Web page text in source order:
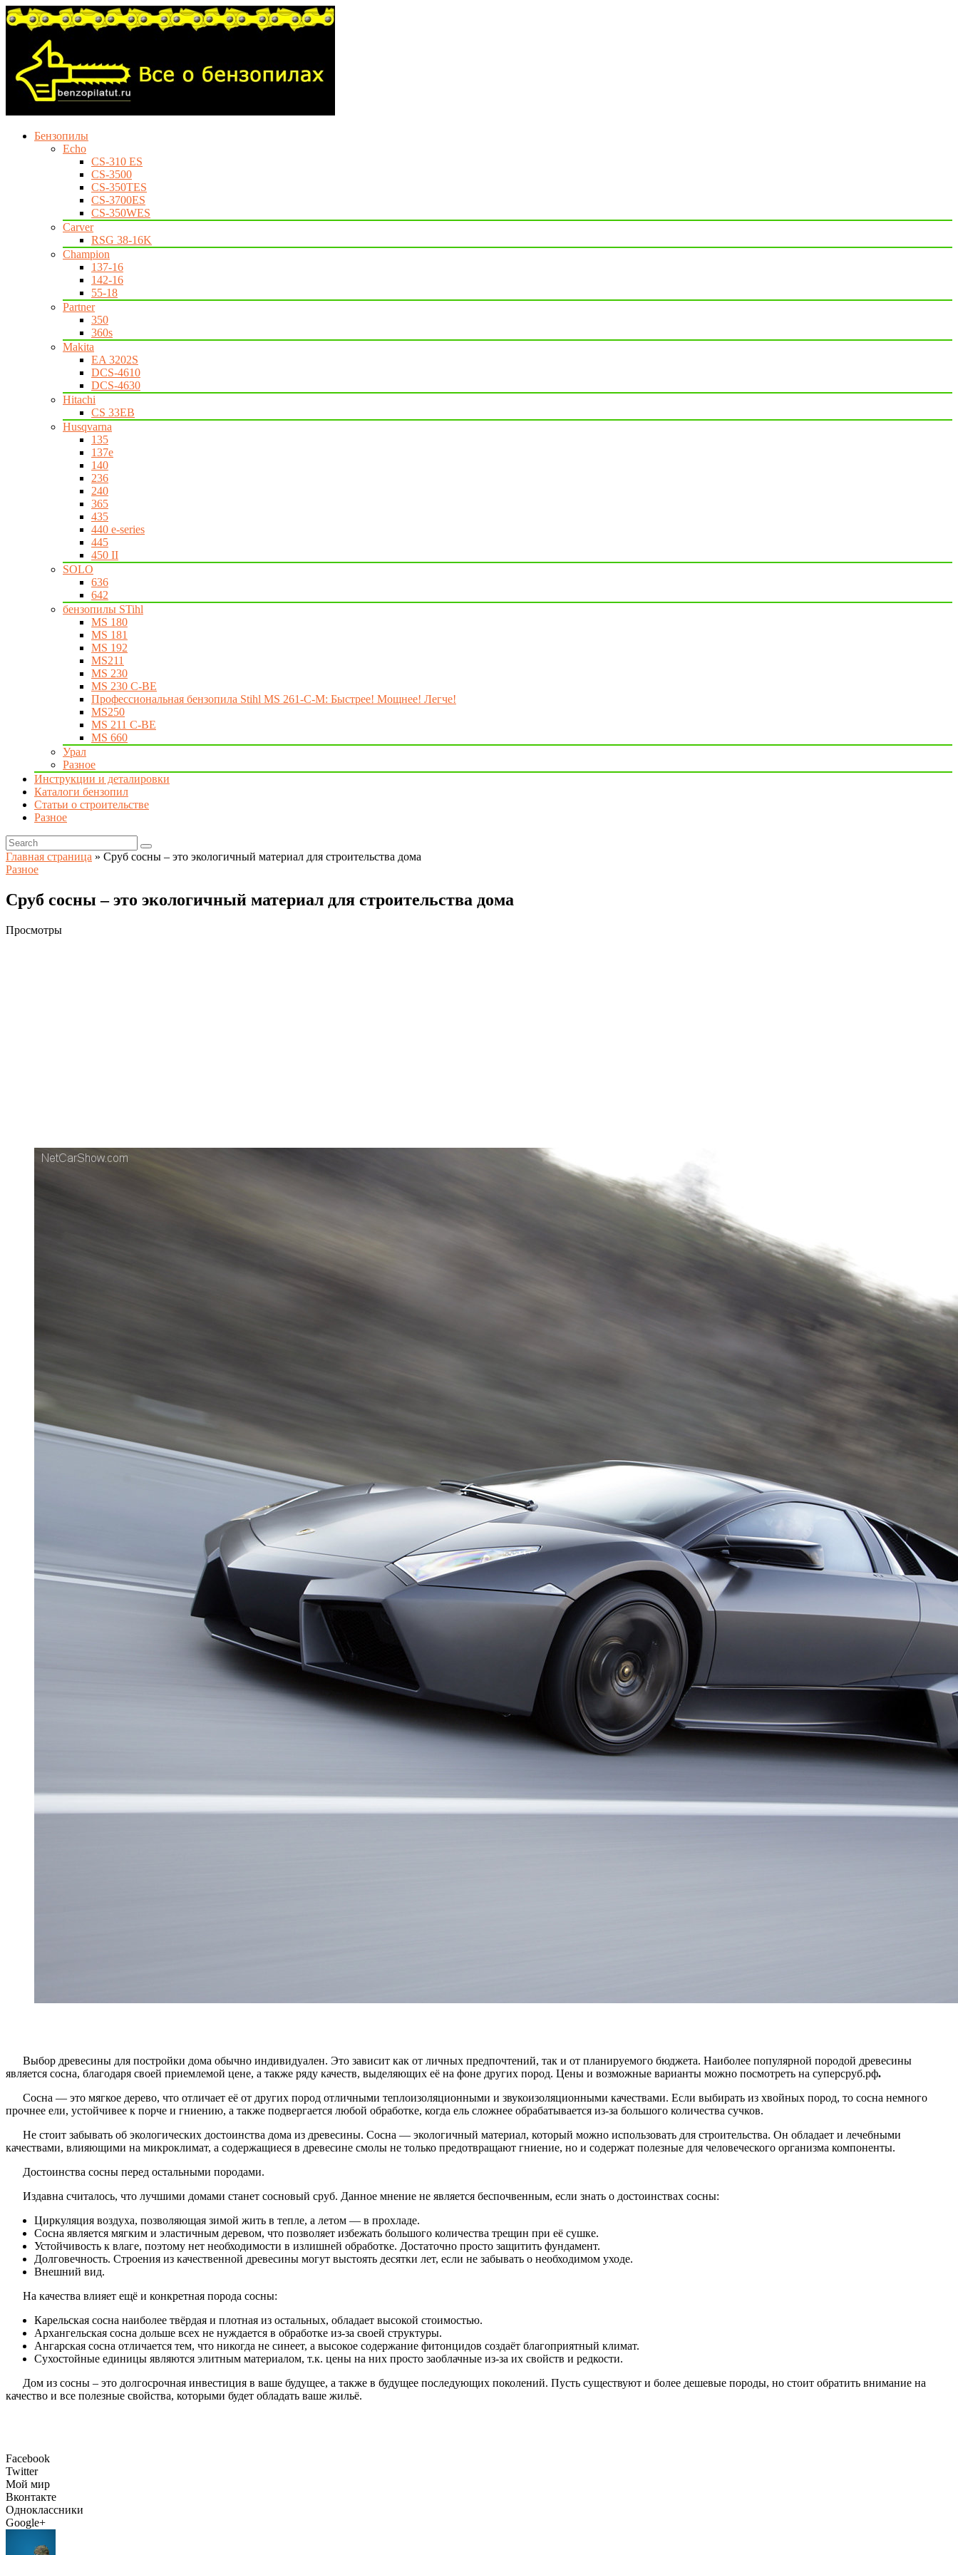
Бензопилы
Echo
CS-310 ES
CS-3500
CS-350TES
CS-3700ES
CS-350WES
Carver
RSG 38-16K
Champion
137-16
142-16
55-18
Partner
350
360s
Makita
EA 3202S
DCS-4610
DCS-4630
Hitachi
CS 33EB
Husqvarna
135
137e
140
236
240
365
435
440 e-series
445
450 II
SOLO
636
642
бензопилы STihl
MS 180
MS 181
MS 192
MS211
MS 230
MS 230 C-BE
Профессиональная бензопила Stihl MS 261-C-M: Быстрее! Мощнее! Легче!
MS250
MS 211 C-BE
MS 660
Урал
Разное
Инструкции и деталировки
Каталоги бензопил
Статьи о строительстве
Разное
Главная страница » Сруб сосны – это экологичный материал для строительства дома
Разное
Сруб сосны – это экологичный материал для строительства дома
Просмотры
Выбор древесины для постройки дома обычно индивидуален. Это зависит как от личных предпочтений, так и от планируемого бюджета. Наиболее популярной породой древесины
является сосна, благодаря своей приемлемой цене, а также ряду качеств, выделяющих её на фоне других пород. Цены и возможные варианты можно посмотреть на суперсруб.рф.
Сосна — это мягкое дерево, что отличает её от других пород отличными теплоизоляционными и звукоизоляционными качествами. Если выбирать из хвойных пород, то сосна немного
прочнее ели, устойчивее к порче и гниению, а также подвергается любой обработке, когда ель сложнее обрабатывается из-за большого количества сучков.
Не стоит забывать об экологических достоинства дома из древесины. Сосна — экологичный материал, который можно использовать для строительства. Он обладает и лечебными
качествами, влияющими на микроклимат, а содержащиеся в древесине смолы не только предотвращают гниение, но и содержат полезные для человеческого организма компоненты.
Достоинства сосны перед остальными породами.
Издавна считалось, что лучшими домами станет сосновый сруб. Данное мнение не является беспочвенным, если знать о достоинствах сосны:
Циркуляция воздуха, позволяющая зимой жить в тепле, а летом — в прохладе.
Сосна является мягким и эластичным деревом, что позволяет избежать большого количества трещин при её сушке.
Устойчивость к влаге, поэтому нет необходимости в излишней обработке. Достаточно просто защитить фундамент.
Долговечность. Строения из качественной древесины могут выстоять десятки лет, если не забывать о необходимом уходе.
Внешний вид.
На качества влияет ещё и конкретная порода сосны:
Карельская сосна наиболее твёрдая и плотная из остальных, обладает высокой стоимостью.
Архангельская сосна дольше всех не нуждается в обработке из-за своей структуры.
Ангарская сосна отличается тем, что никогда не синеет, а высокое содержание фитонцидов создаёт благоприятный климат.
Сухостойные единицы являются элитным материалом, т.к. цены на них просто заоблачные из-за их свойств и редкости.
Дом из сосны – это долгосрочная инвестиция в ваше будущее, а также в будущее последующих поколений. Пусть существуют и более дешевые породы, но стоит обратить внимание на
качество и все полезные свойства, которыми будет обладать ваше жильё.
Facebook
Twitter
Мой мир
Вконтакте
Одноклассники
Google+